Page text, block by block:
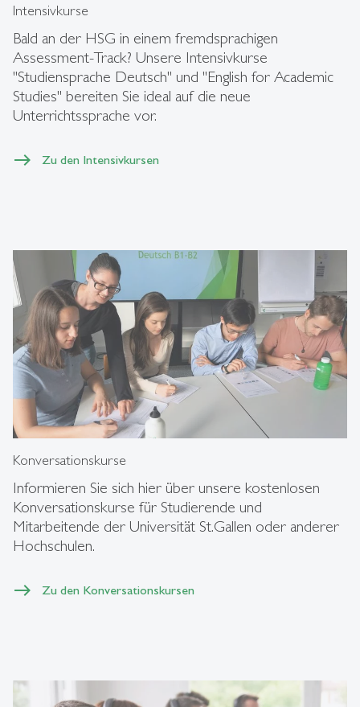
Intensivkurse
Bald an der HSG in einem fremdsprachigen
Assessment-Track? Unsere Intensivkurse
"Studiensprache Deutsch" und "English for Academic
Studies" bereiten Sie ideal auf die neue
Unterrichtssprache vor.
Zu den Intensivkursen
Konversationskurse
Informieren Sie sich hier über unsere kostenlosen
Konversationskurse für Studierende und
Mitarbeitende der Universität St.Gallen oder anderer
Hochschulen.
Zu den Konversationskursen